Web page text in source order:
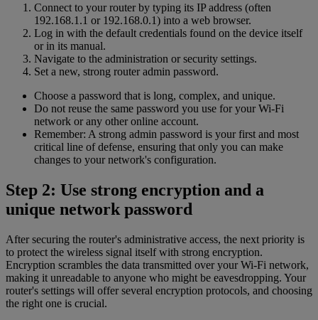
Connect to your router by typing its IP address (often
192.168.1.1 or 192.168.0.1) into a web browser.
Log in with the default credentials found on the device itself
or in its manual.
Navigate to the administration or security settings.
Set a new, strong router admin password.
Choose a password that is long, complex, and unique.
Do not reuse the same password you use for your Wi-Fi
network or any other online account.
Remember: A strong admin password is your first and most
critical line of defense, ensuring that only you can make
changes to your network's configuration.
Step 2: Use strong encryption and a
unique network password
After securing the router's administrative access, the next priority is
to protect the wireless signal itself with strong encryption.
Encryption scrambles the data transmitted over your Wi-Fi network,
making it unreadable to anyone who might be eavesdropping. Your
router's settings will offer several encryption protocols, and choosing
the right one is crucial.